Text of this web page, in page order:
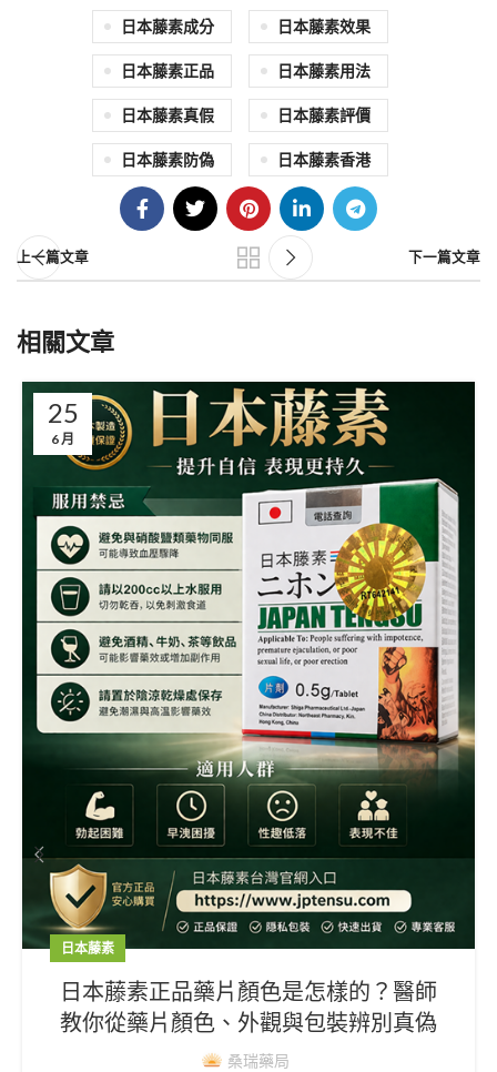
日本藤素成分 日本藤素效果
日本藤素正品 日本藤素用法
日本藤素真假 日本藤素評價
日本藤素防偽 日本藤素香港
上一篇文章 下一篇文章
相關文章
25
6 月
日本藤素
日本藤素正品藥片顏色是怎樣的？醫師
教你從藥片顏色、外觀與包裝辨別真偽
桑瑞藥局